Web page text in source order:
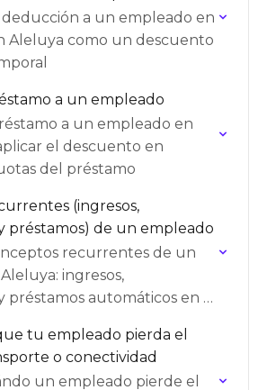
a un empleado en
Aleluya como un descuento
a un empleado
a un empleado en
el descuento en
del préstamo
(ingresos,
préstamos) de un empleado
recurrentes de un
ingresos,
préstamos automáticos en la
tu empleado pierda el
o conectividad
un empleado pierde el